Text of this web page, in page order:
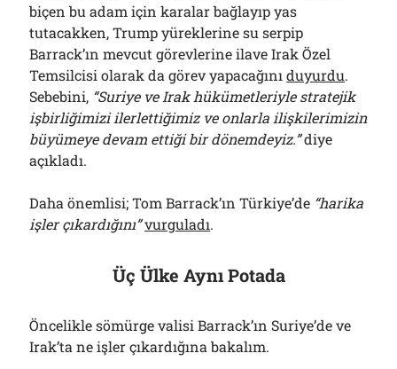
biçen bu adam için karalar bağlayıp yas
tutacakken, Trump yüreklerine su serpip
Barrack’ın mevcut görevlerine ilave Irak Özel
Temsilcisi olarak da görev yapacağınıduyurdu.
Sebebini, “Suriye ve Irak hükümetleriyle stratejik
işbirliğimizi ilerlettiğimiz ve onlarla ilişkilerimizin
büyümeye devam ettiği bir dönemdeyiz.”diye
açıkladı.
Daha önemlisi; Tom Barrack’ın Türkiye’de “harika
işler çıkardığını”vurguladı.
Üç Ülke Aynı Potada
Öncelikle sömürge valisi Barrack’ın Suriye’de ve
Irak’ta ne işler çıkardığına bakalım.